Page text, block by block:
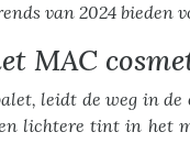
van 2024 bieden
MAC
leidt de weg in
lichtere tint in het